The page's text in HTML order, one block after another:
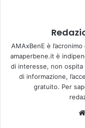
AMAxBenE è
amaperbene.it è
di interesse, non
di informazione,
gratuito. Per